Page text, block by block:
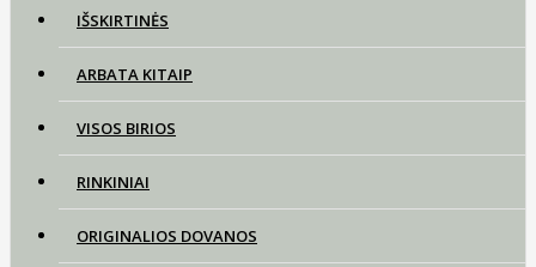
IŠSKIRTINĖS
ARBATA KITAIP
VISOS BIRIOS
RINKINIAI
ORIGINALIOS DOVANOS